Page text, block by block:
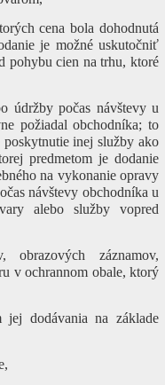
cena bola dohodnutá
je možné uskutočniť
pohybu cien na trhu, ktoré
údržby počas návštevy u
požiadal obchodníka; to
inej služby ako
predmetom je dodanie
na vykonanie opravy
návštevy obchodníka u
alebo služby vopred
obrazových záznamov,
v ochrannom obale, ktorý
jej dodávania na základe